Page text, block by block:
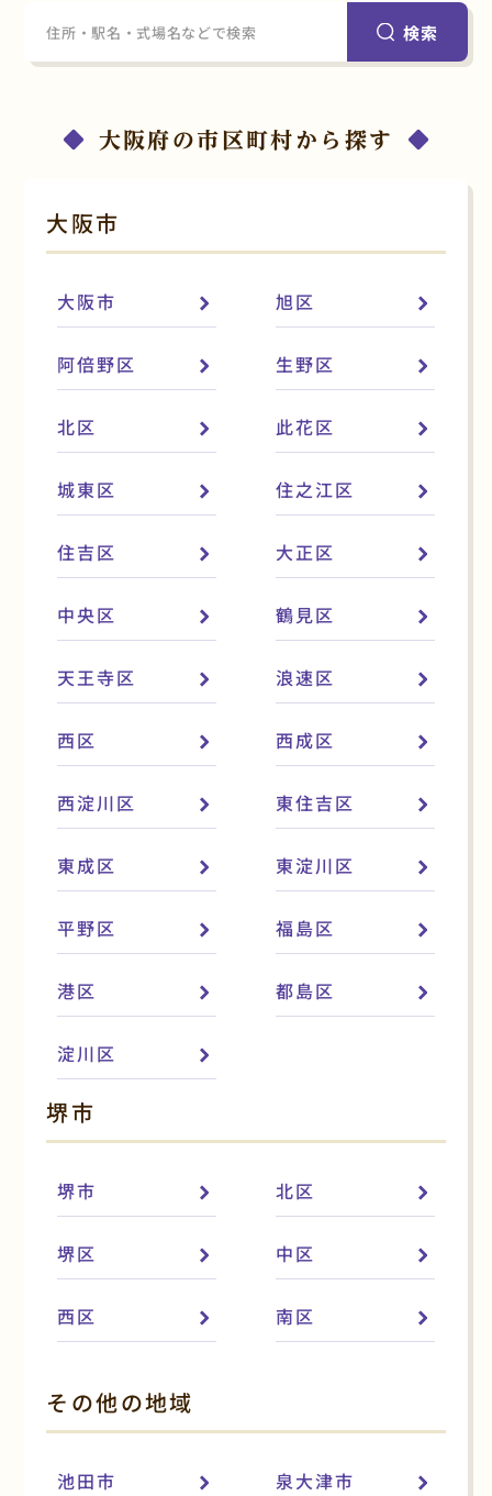
検索
大阪府の市区町村から探す
大阪市
大阪市 旭区
阿倍野区 生野区
北区 此花区
城東区 住之江区
住吉区 大正区
中央区 鶴見区
天王寺区 浪速区
西区 西成区
西淀川区 東住吉区
東成区 東淀川区
平野区 福島区
港区 都島区
淀川区
堺市
堺市 北区
堺区 中区
西区 南区
その他の地域
池田市 泉大津市